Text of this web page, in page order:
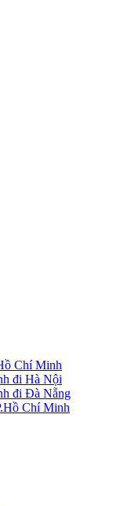
Chí Minh
đi Hà Nội
đi Đà Nẵng
Chí Minh